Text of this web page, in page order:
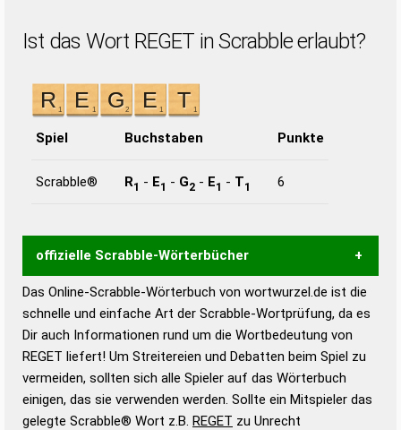
Ist das Wort REGET in Scrabble erlaubt?
Spiel Buchstaben Punkte
Scrabble® R1 - E1 - G2 - E1 - T1 6
offizielle Scrabble-Wörterbücher
Wortwurzel liefert mit Hilfe eines semantischen
Wortanalyse-Algorithmus gute Anhaltspunkte zu
Wortbedeutung, Worttrennung und Wortform, um die
Gültigkeit eines Wortes für das Scrabble-Spiel zu
bestimmen!
zugelassene Turnier Scrabble-
Wörterbücher sind:
Das Online-Scrabble-Wörterbuch von wortwurzel.de ist die
schnelle und einfache Art der Scrabble-Wortprüfung, da es
Dir auch Informationen rund um die Wortbedeutung von
REGET liefert! Um Streitereien und Debatten beim Spiel zu
vermeiden, sollten sich alle Spieler auf das Wörterbuch
einigen, das sie verwenden werden. Sollte ein Mitspieler das
gelegte Scrabble® Wort z.B. REGET zu Unrecht